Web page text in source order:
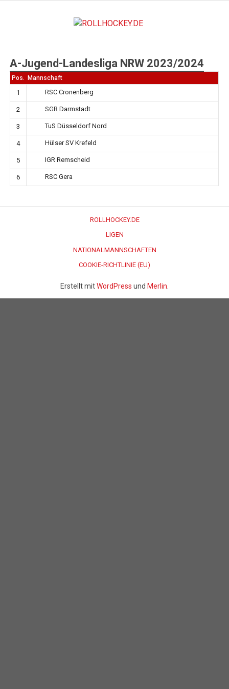
A-Jugend-Landesliga NRW 2023/2024
Pos. Mannschaft
1 RSC Cronenberg
2 SGR Darmstadt
3 TuS Düsseldorf Nord
4 Hülser SV Krefeld
5 IGR Remscheid
6 RSC Gera
ROLLHOCKEY.DE
LIGEN
NATIONALMANNSCHAFTEN
COOKIE-RICHTLINIE (EU)
Erstellt mitWordPress und Merlin.